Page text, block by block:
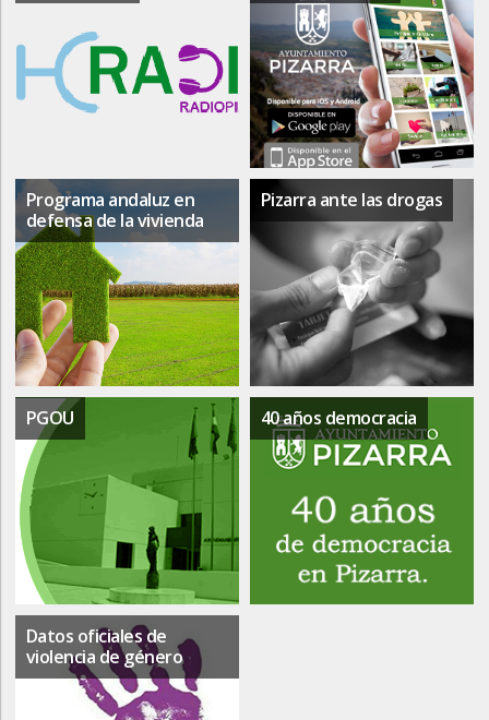
Programa andaluz en
defensa de la vivienda
Pizarra ante las drogas
PGOU 40 años democracia
Datos oficiales de
violencia de género